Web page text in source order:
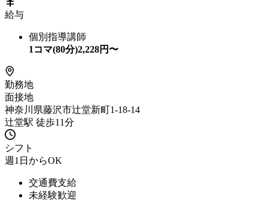
給与
個別指導講師
1コマ(80分)2,228円〜
勤務地
面接地
神奈川県藤沢市辻堂新町1-18-14
辻堂駅 徒歩11分
シフト
週1日からOK
交通費支給
未経験歓迎